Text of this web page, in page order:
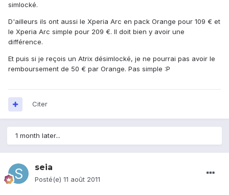
simlocké.
D'ailleurs ils ont aussi le Xperia Arc en pack Orange pour 109 € et
le Xperia Arc simple pour 209 €. Il doit bien y avoir une
différence.
Et puis si je reçois un Atrix désimlocké, je ne pourrai pas avoir le
remboursement de 50 € par Orange. Pas simple :P
Citer
1 month later...
seia
Posté(e) 11 août 2011